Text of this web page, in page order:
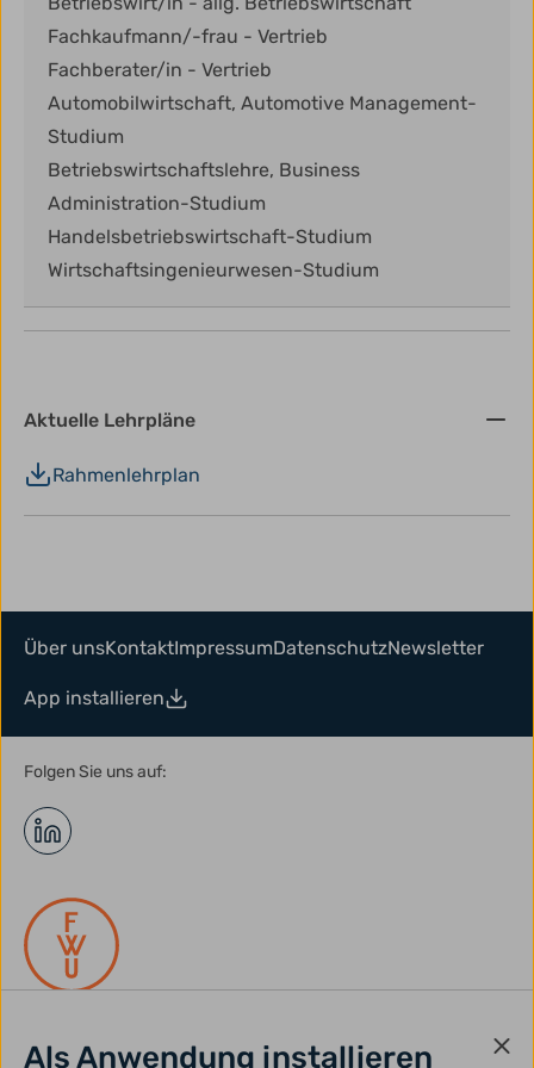
Fachkaufmann/-frau - Vertrieb
Fachberater/in - Vertrieb
Automobilwirtschaft, Automotive Management-
Studium
Betriebswirtschaftslehre, Business
Administration-Studium
Handelsbetriebswirtschaft-Studium
Wirtschaftsingenieurwesen-Studium
Aktuelle Lehrpläne
Rahmenlehrplan
Als Anwendung installieren
Über unsKontaktImpressumDatenschutzNewsletter
App installieren
Folgen Sie uns auf: